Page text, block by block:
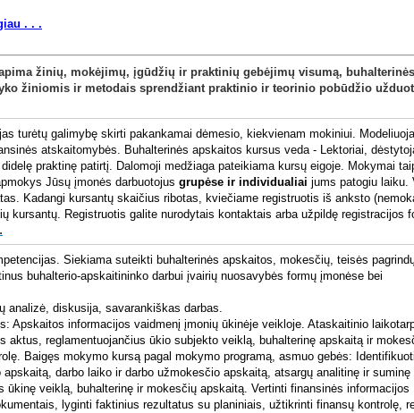
. . .
žinių, mokėjimų, įgūdžių ir praktinių gebėjimų visumą, buhalterinės
žiniomis ir metodais sprendžiant praktinio ir teorinio pobūdžio
turėtų galimybę skirti pakankamai dėmesio, kiekvienam mokiniui.
atskaitomybės. Buhalterinės apskaitos kursus veda - Lektoriai,
praktinę patirtį. Dalomoji medžiaga pateikiama kursų eigoje. Mokymai
Jūsų įmonės darbuotojus grupėse ir individualiai jums patogiu laiku.
Kadangi kursantų skaičius ribotas, kviečiame registruotis iš anksto
kursantų. Registruotis galite nurodytais kontaktais arba užpildę registracijos
.
Siekiama suteikti buhalterinės apskaitos, mokesčių, teisės
buhalterio-apskaitininko darbui įvairių nuosavybės formų įmonėse bei
analizė, diskusija, savarankiškas darbas.
Apskaitos informacijos vaidmenį įmonių ūkinėje veikloje. Ataskaitinio
reglamentuojančius ūkio subjekto veiklą, buhalterinę apskaitą ir
Baigęs mokymo kursą pagal mokymo programą, asmuo gebės:
darbo laiko ir darbo užmokesčio apskaitą, atsargų analitinę ir suminę
veiklą, buhalterinę ir mokesčių apskaitą. Vertinti finansinės informacijos
lyginti faktinius rezultatus su planiniais, užtikrinti finansų kontrolę,